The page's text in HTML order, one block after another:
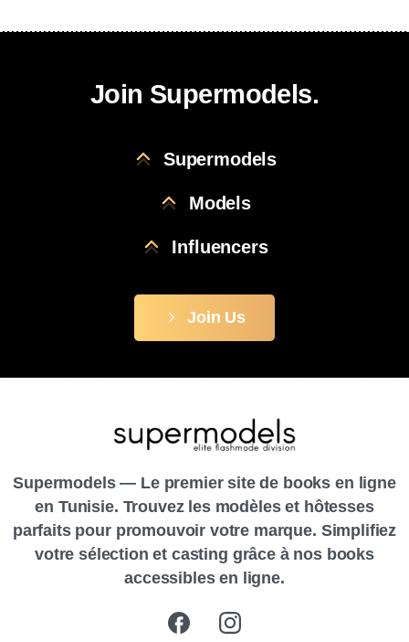
Join Supermodels.
Supermodels
Models
Influencers
Join Us
Supermodels — Le premier site de books en ligne
en Tunisie. Trouvez les modèles et hôtesses
parfaits pour promouvoir votre marque. Simplifiez
votre sélection et casting grâce à nos books
accessibles en ligne.